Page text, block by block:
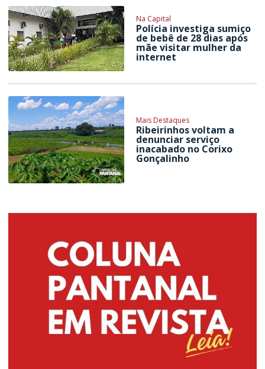
Na Capital
Polícia investiga sumiço
de bebê de 28 dias após
mãe visitar mulher da
internet
Mais Destaques
Ribeirinhos voltam a
denunciar serviço
inacabado no Corixo
Gonçalinho